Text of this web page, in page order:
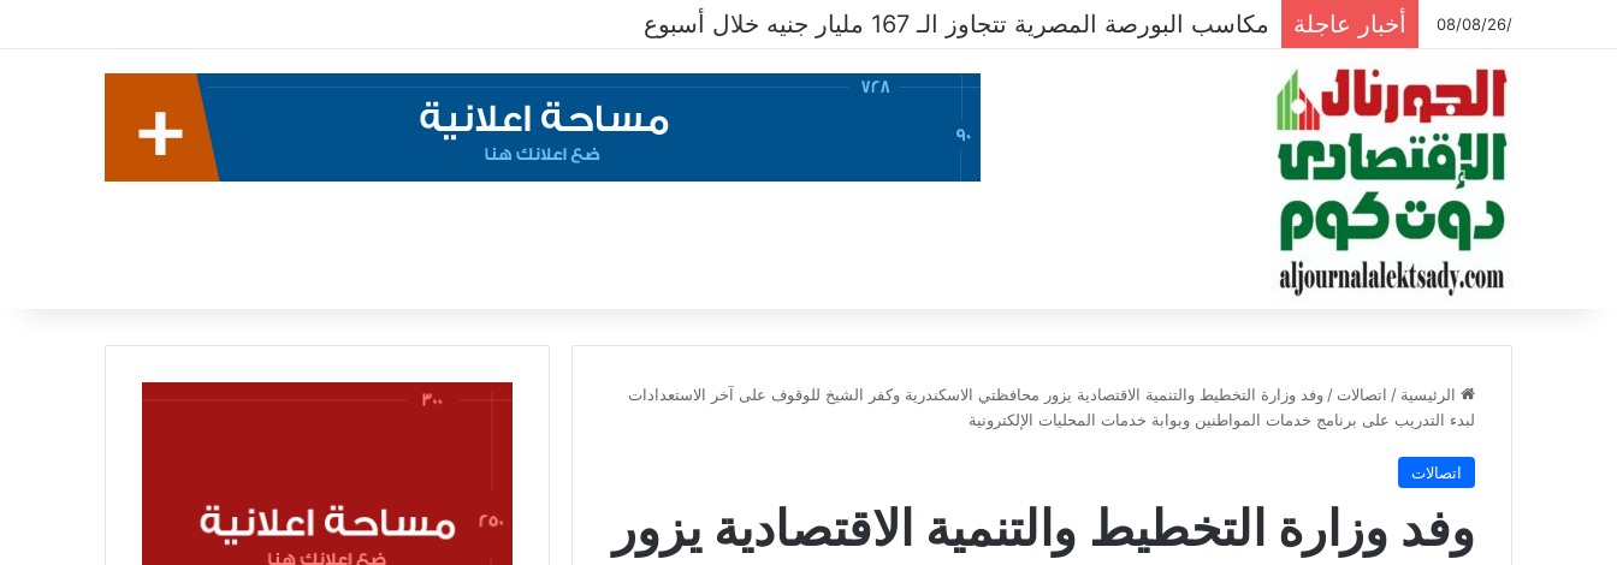
/08/08/26 أخبار عاجلة مكاسب البورصة المصرية تتجاوز الـ 167 مليار جنيه خلال أسبوع
الرئيسية / اتصالات / وفد وزارة التخطيط والتنمية الاقتصادية يزور محافظتي الاسكندرية وكفر الشيخ للوقوف على آخر الاستعدادات
لبدء التدريب على برنامج خدمات المواطنين وبوابة خدمات المحليات الإلكترونية
اتصالات
وفد وزارة التخطيط والتنمية الاقتصادية يزور